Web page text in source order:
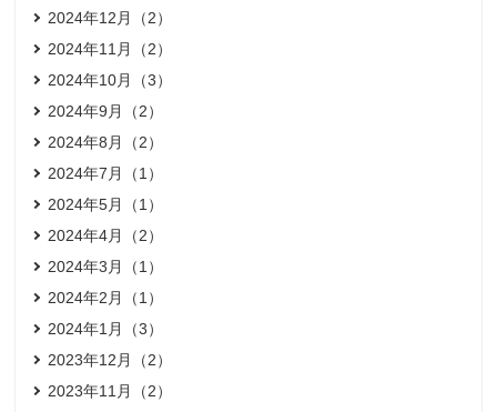
2024年12月（2）
2024年11月（2）
2024年10月（3）
2024年9月（2）
2024年8月（2）
2024年7月（1）
2024年5月（1）
2024年4月（2）
2024年3月（1）
2024年2月（1）
2024年1月（3）
2023年12月（2）
2023年11月（2）